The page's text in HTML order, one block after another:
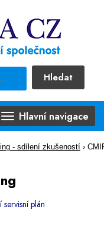
Hledat
předdefinovaný výběr
Hlavní navigace
- sdílení zkušeností ›
servisní plán